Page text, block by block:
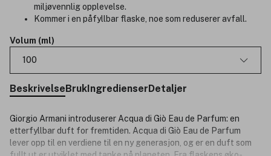
miljøvennlig opplevelse.
Kommer i en påfyllbar flaske, noe som reduserer avfall.
Volum (ml)
100
BeskrivelseBrukIngredienserDetaljer
Giorgio Armani introduserer Acqua di Giò Eau de Parfum: en
etterfyllbar duft for fremtiden. Acqua di Giò Eau de Parfum
lever opp til en verdiene til en ny generasjon, og er en duft som